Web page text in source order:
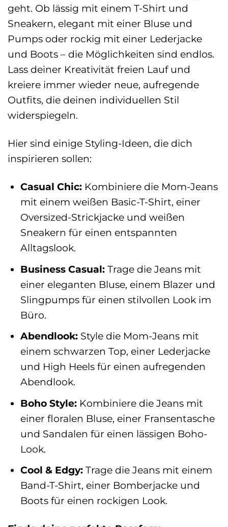
geht. Ob lässig mit einem T-Shirt und
Sneakern, elegant mit einer Bluse und
Pumps oder rockig mit einer Lederjacke
und Boots – die Möglichkeiten sind endlos.
Lass deiner Kreativität freien Lauf und
kreiere immer wieder neue, aufregende
Outfits, die deinen individuellen Stil
widerspiegeln.
Hier sind einige Styling-Ideen, die dich
inspirieren sollen:
Casual Chic:Kombiniere die Mom-Jeans
mit einem weißen Basic-T-Shirt, einer
Oversized-Strickjacke und weißen
Sneakern für einen entspannten
Alltagslook.
Business Casual:Trage die Jeans mit
einer eleganten Bluse, einem Blazer und
Slingpumps für einen stilvollen Look im
Büro.
Abendlook:Style die Mom-Jeans mit
einem schwarzen Top, einer Lederjacke
und High Heels für einen aufregenden
Abendlook.
Boho Style:Kombiniere die Jeans mit
einer floralen Bluse, einer Fransentasche
und Sandalen für einen lässigen Boho-
Look.
Cool & Edgy:Trage die Jeans mit einem
Band-T-Shirt, einer Bomberjacke und
Boots für einen rockigen Look.